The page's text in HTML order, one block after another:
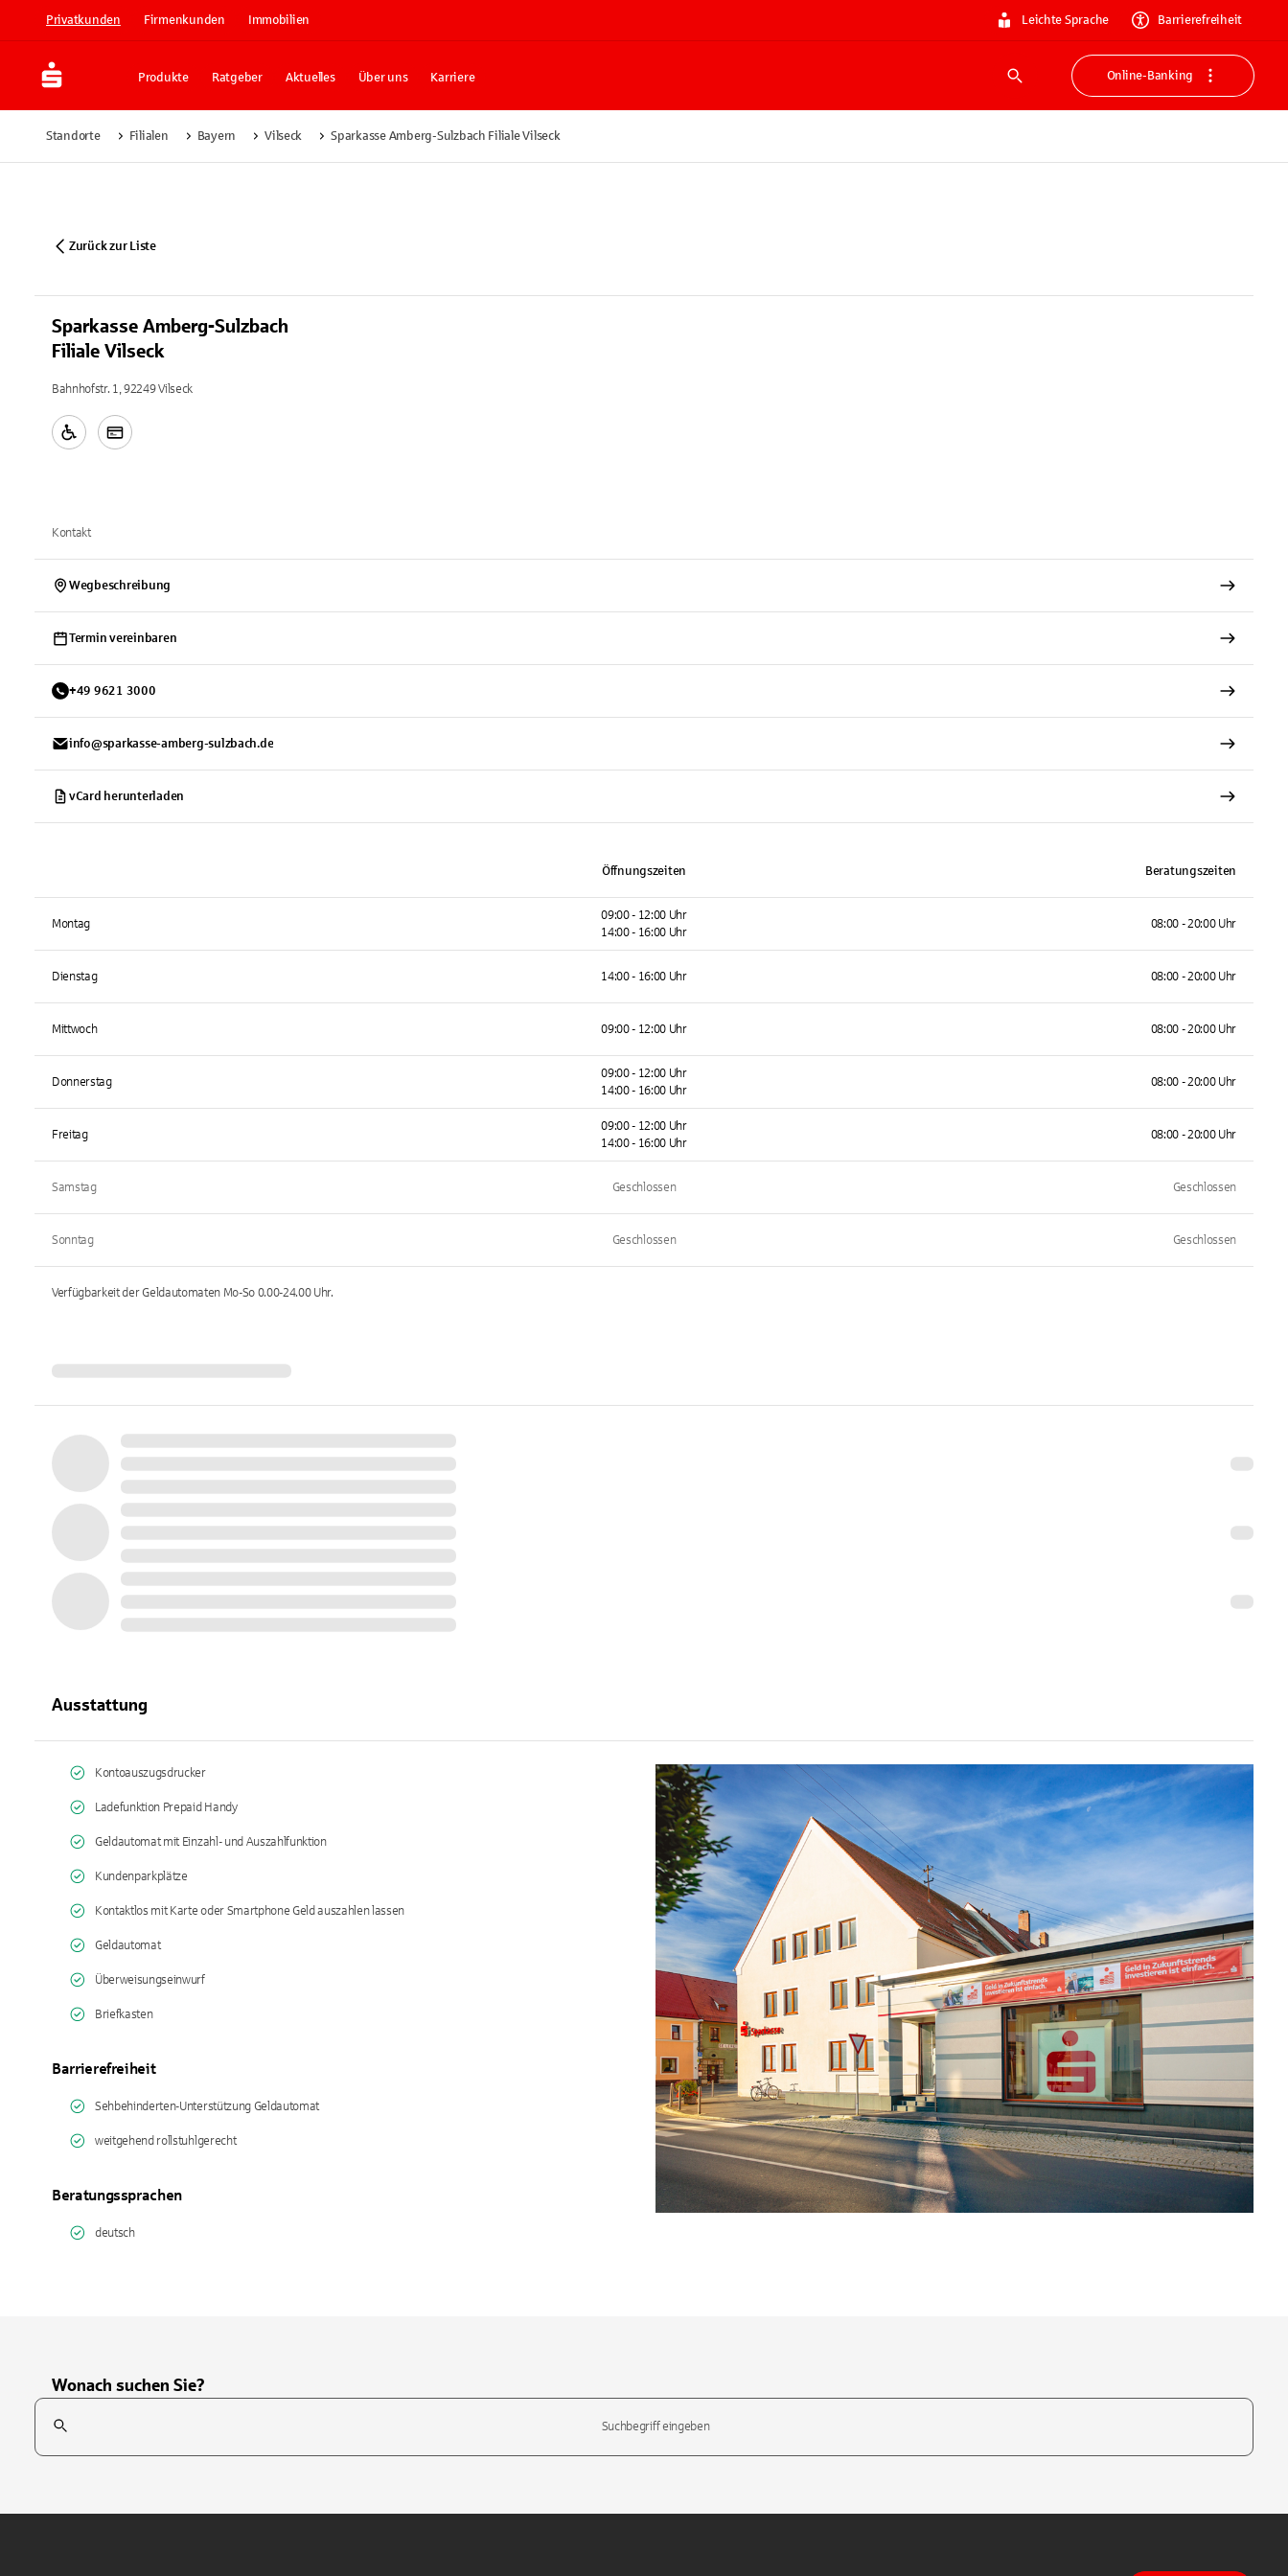
Privatkunden Firmenkunden Immobilien Leichte Sprache Barrierefreiheit
Produkte Ratgeber Aktuelles Über uns Karriere
Suche
Online-Banking
Standorte Filialen Bayern Vilseck Sparkasse Amberg-Sulzbach Filiale Vilseck
Zurück zur Liste
Sparkasse Amberg-Sulzbach
Filiale Vilseck
Bahnhofstr. 1, 92249 Vilseck
Kontakt
Wegbeschreibung
Termin vereinbaren
+49 9621 3000
info@sparkasse-amberg-sulzbach.de
vCard herunterladen
Öffnungszeiten Beratungszeiten
Montag
09:00 - 12:00 Uhr
14:00 - 16:00 Uhr
08:00 - 20:00 Uhr
Dienstag 14:00 - 16:00 Uhr 08:00 - 20:00 Uhr
Mittwoch 09:00 - 12:00 Uhr 08:00 - 20:00 Uhr
Donnerstag
09:00 - 12:00 Uhr
14:00 - 16:00 Uhr
08:00 - 20:00 Uhr
Freitag
09:00 - 12:00 Uhr
14:00 - 16:00 Uhr
08:00 - 20:00 Uhr
Samstag Geschlossen Geschlossen
Sonntag Geschlossen Geschlossen
Verfügbarkeit der Geldautomaten Mo-So 0.00-24.00Uhr.
Ausstattung
Kontoauszugsdrucker
Ladefunktion Prepaid Handy
Geldautomat mit Einzahl- und Auszahlfunktion
Kundenparkplätze
Kontaktlos mit Karte oder Smartphone Geld auszahlen lassen
Geldautomat
Überweisungseinwurf
Briefkasten
Barrierefreiheit
Sehbehinderten-Unterstützung Geldautomat
weitgehend rollstuhlgerecht
Beratungssprachen
deutsch
Wonach suchen Sie?
Suchfeld